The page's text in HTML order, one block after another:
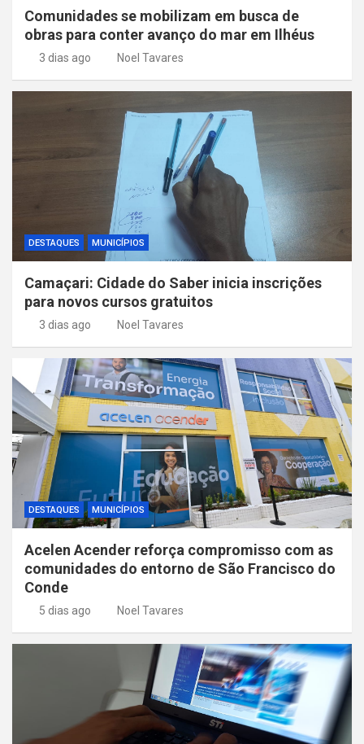
Comunidades se mobilizam em busca de
obras para conter avanço do mar em Ilhéus
3 dias ago Noel Tavares
DESTAQUES MUNICÍPIOS
Camaçari: Cidade do Saber inicia inscrições
para novos cursos gratuitos
3 dias ago Noel Tavares
DESTAQUES MUNICÍPIOS
Acelen Acender reforça compromisso com as
comunidades do entorno de São Francisco do
Conde
5 dias ago Noel Tavares